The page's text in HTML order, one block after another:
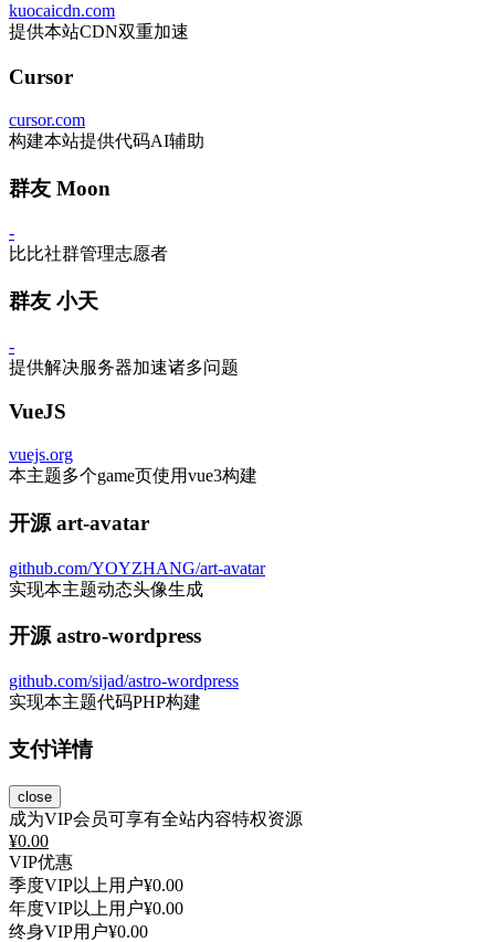
kuocaicdn.com
提供本站CDN双重加速
Cursor
cursor.com
构建本站提供代码AI辅助
群友 Moon
-
比比社群管理志愿者
群友 小天
-
提供解决服务器加速诸多问题
VueJS
vuejs.org
本主题多个game页使用vue3构建
开源 art-avatar
github.com/YOYZHANG/art-avatar
实现本主题动态头像生成
开源 astro-wordpress
github.com/sijad/astro-wordpress
实现本主题代码PHP构建
支付详情
close
成为VIP会员可享有全站内容特权资源
¥0.00
VIP优惠
季度VIP以上用户¥0.00
年度VIP以上用户¥0.00
终身VIP用户¥0.00